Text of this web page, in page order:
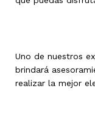
Uno de nuestros
brindará
realizar la mejor